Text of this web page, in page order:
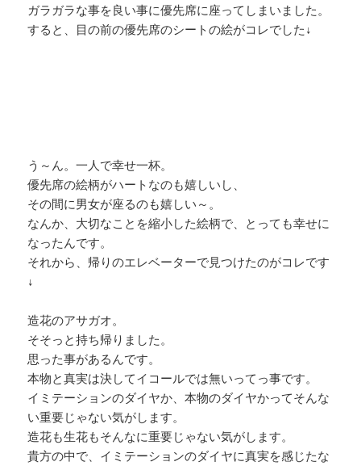
ガラガラな事を良い事に優先席に座ってしまいました。
すると、目の前の優先席のシートの絵がコレでした↓
う～ん。一人で幸せ一杯。
優先席の絵柄がハートなのも嬉しいし、
その間に男女が座るのも嬉しい～。
なんか、大切なことを縮小した絵柄で、とっても幸せに
なったんです。
それから、帰りのエレベーターで見つけたのがコレです
↓
造花のアサガオ。
そそっと持ち帰りました。
思った事があるんです。
本物と真実は決してイコールでは無いってっ事です。
イミテーションのダイヤか、本物のダイヤかってそんな
い重要じゃない気がします。
造花も生花もそんなに重要じゃない気がします。
貴方の中で、イミテーションのダイヤに真実を感じたな